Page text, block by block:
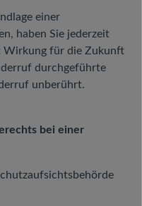
einer
haben Sie jederzeit
Wirkung für die Zukunft
durchgeführte
unberührt.
bei einer